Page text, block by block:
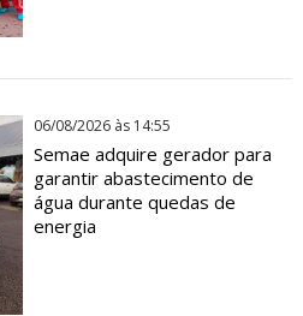
06/08/2026 às 14:55
Semae adquire gerador para
garantir abastecimento de
água durante quedas de
energia